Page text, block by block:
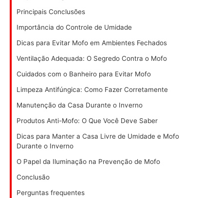
Principais Conclusões
Importância do Controle de Umidade
Dicas para Evitar Mofo em Ambientes Fechados
Ventilação Adequada: O Segredo Contra o Mofo
Cuidados com o Banheiro para Evitar Mofo
Limpeza Antifúngica: Como Fazer Corretamente
Manutenção da Casa Durante o Inverno
Produtos Anti-Mofo: O Que Você Deve Saber
Dicas para Manter a Casa Livre de Umidade e Mofo
Durante o Inverno
O Papel da Iluminação na Prevenção de Mofo
Conclusão
Perguntas frequentes